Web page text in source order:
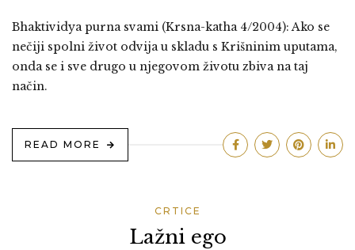
Bhaktividya purna svami (Krsna-katha 4/2004): Ako se
nečiji spolni život odvija u skladu s Krišninim uputama,
onda se i sve drugo u njegovom životu zbiva na taj
način.
READ MORE
CRTICE
Lažni ego